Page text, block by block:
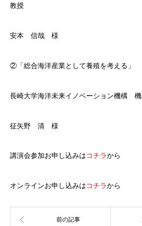
教授
安本 信哉 様
②「総合海洋産業として養殖を考える」
長崎大学海洋未来イノベーション機構
征矢野 清 様
講演会参加お申し込みはコチラから
オンラインお申し込みはコチラから